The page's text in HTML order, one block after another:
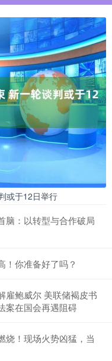
或于12日举行
脑：以转型与合作破局
！你准备好了吗？
雇鲍威尔 美联储褐皮书
案在国会再遇阻碍
烧！现场火势凶猛，当